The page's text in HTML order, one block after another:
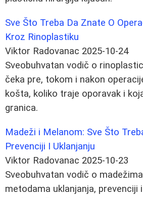
Sve Što Treba Da Znate O
Kroz Rinoplastiku
Viktor Radovanac 2025-10-24
Sveobuhvatan vodič o
čeka pre, tokom i nakon
košta, koliko traje oporavak i
granica.
Madeži i Melanom: Sve Što
Prevenciji I Uklanjanju
Viktor Radovanac 2025-10-23
Sveobuhvatan vodič o
metodama uklanjanja, prevenciji